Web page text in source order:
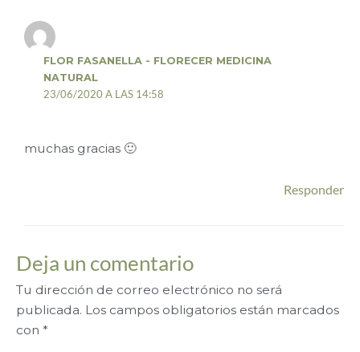
FLOR FASANELLA - FLORECER MEDICINA
NATURAL
23/06/2020 A LAS 14:58
muchas gracias 🙂
Responder
Deja un comentario
Tu dirección de correo electrónico no será
publicada. Los campos obligatorios están marcados
con *